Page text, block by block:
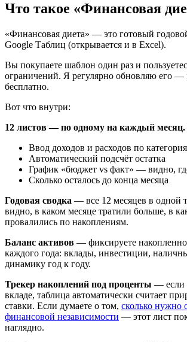
Что такое «Финансовая
«Финансовая диета» — это готовый
Google Таблиц (открывается и в Excel).
Вы покупаете шаблон один раз и
ограничений. Я регулярно обновляю его —
бесплатно.
Вот что внутри:
12 листов — по одному на каждый месяц.
Ввод доходов и расходов по
Автоматический подсчёт остатка
График «бюджет vs факт» — видно,
Сколько осталось до конца месяца
Годовая сводка — все 12 месяцев в одной
видно, в каком месяце тратили больше, в
провалились по накоплениям.
Баланс активов — фиксируете
каждого года: вклады, инвестиции,
динамику год к году.
Трекер накоплений под проценты — если
вкладе, таблица автоматически считает
ставки. Если думаете о том, сколько нужно
финансовой независимости — этот лист
наглядно.